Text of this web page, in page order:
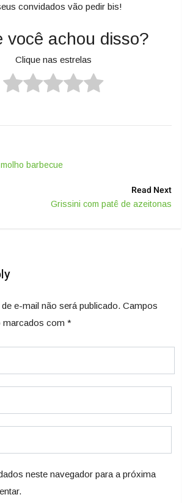
convidados vão pedir bis!
você achou disso?
Clique nas estrelas
barbecue
Read Next
Grissini com patê de azeitonas
e-mail não será publicado. Campos
marcados com *
neste navegador para a próxima